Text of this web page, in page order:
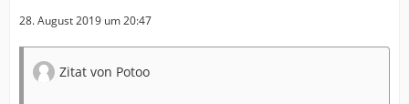
28. August 2019 um 20:47
Zitat von Potoo